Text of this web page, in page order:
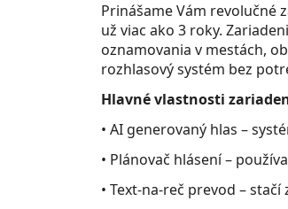
Prinášame Vám revolučné
už viac ako 3 roky.
oznamovania v mestách,
rozhlasový systém bez
Hlavné vlastnosti
• AI generovaný hlas –
• Plánovač hlásení –
• Text-na-reč prevod –